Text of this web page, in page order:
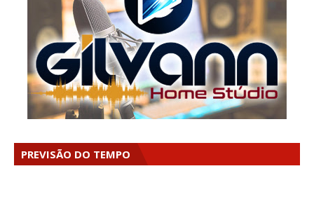
PREVISÃO DO TEMPO